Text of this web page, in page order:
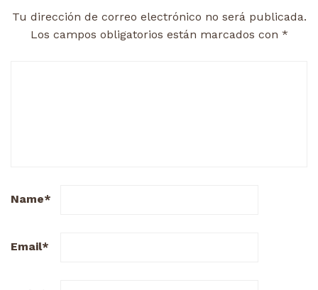
Tu dirección de correo electrónico no será publicada.
Los campos obligatorios están marcados con *
Name*
Email*